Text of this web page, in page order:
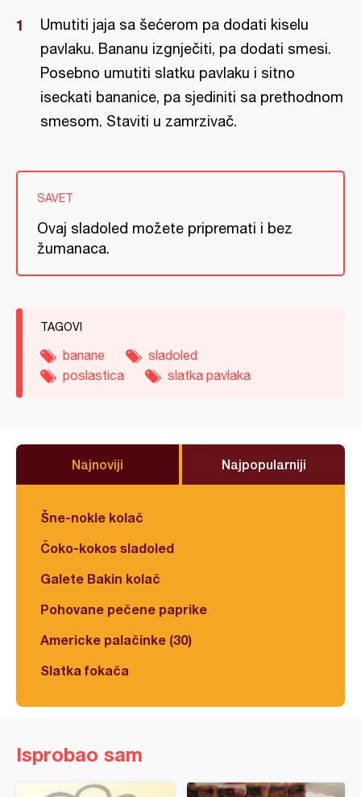
Umutiti jaja sa šećerom pa dodati kiselu
pavlaku. Bananu izgnječiti, pa dodati smesi.
Posebno umutiti slatku pavlaku i sitno
iseckati bananice, pa sjediniti sa prethodnom
smesom. Staviti u zamrzivač.
SAVET
Ovaj sladoled možete pripremati i bez
žumanaca.
TAGOVI
banane
sladoled
poslastica
slatka pavlaka
Najnoviji Najpopularniji
Šne-nokle kolač
Čoko-kokos sladoled
Galete Bakin kolač
Pohovane pečene paprike
Americke palačinke (30)
Slatka fokača
Isprobao sam